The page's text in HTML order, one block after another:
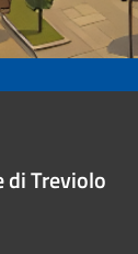
di Treviolo